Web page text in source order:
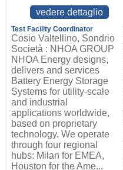
vedere dettaglio
Test Facility Coordinator
Cosio Valtellino, Sondrio
Società : NHOA GROUP
NHOA Energy designs,
delivers and services
Battery Energy Storage
Systems for utility-scale
and industrial
applications worldwide,
based on proprietary
technology. We operate
through four regional
hubs: Milan for EMEA,
Houston for the Ame...